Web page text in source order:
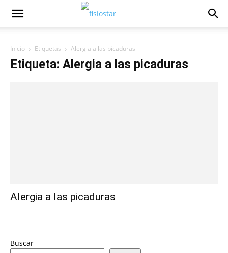
Inicio Etiquetas Alergia a las picaduras
Etiqueta: Alergia a las picaduras
Alergia a las picaduras
Buscar